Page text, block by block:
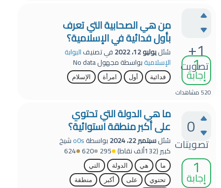
+1
تصويت
1
إجابة
520مشاهدات
من هي الصحابية التي تعرف
بأول فدائية في الإسلامية؟
سُئليوليو 12، 2022 في تصنيفالبوابة
الإسلاميةبواسطةمجهولNo data
فدائية أول امرأة الإسلام
0
تصويتات
1
إجابة
ما هي الدولة التي تحتوي
على أكبر منطقة استوائية؟
سُئلسبتمبر 22، 2024 بواسطةo0sشيخ
كبير(132ألف نقاط) 295
620
624
ما هي الدولة
التي
تحتوي
على أكبر
منطقة